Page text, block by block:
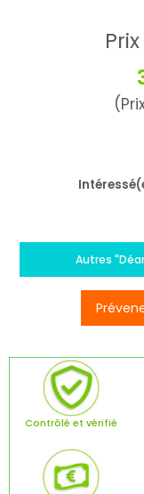
Autres
Contrôlé et vérifié